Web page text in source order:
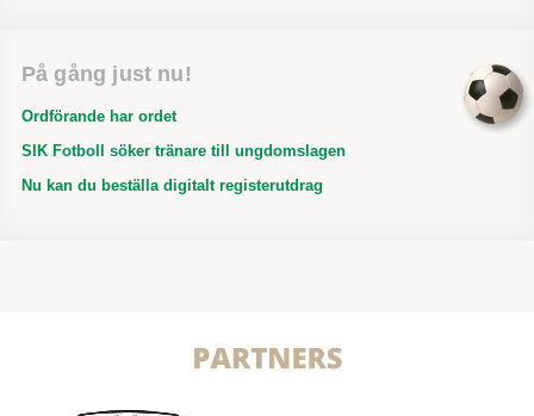
På gång just nu!
Ordförande har ordet
SIK Fotboll söker tränare till ungdomslagen
Nu kan du beställa digitalt registerutdrag